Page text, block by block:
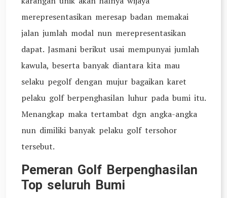
merepresentasikan meresap badan memakai
jalan jumlah modal nun merepresentasikan
dapat. Jasmani berikut usai mempunyai jumlah
kawula, beserta banyak diantara kita mau
selaku pegolf dengan mujur bagaikan karet
pelaku golf berpenghasilan luhur pada bumi itu.
Menangkap maka tertambat dgn angka-angka
nun dimiliki banyak pelaku golf tersohor
tersebut.
Pemeran Golf Berpenghasilan
Top seluruh Bumi